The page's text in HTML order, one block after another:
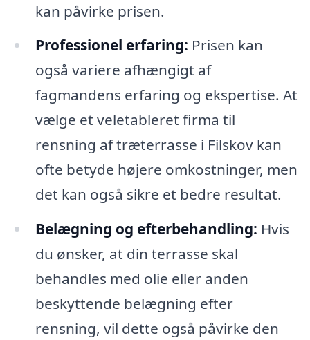
kan påvirke prisen.
Professionel erfaring: Prisen kan
også variere afhængigt af
fagmandens erfaring og ekspertise. At
vælge et veletableret firma til
rensning af træterrasse i Filskov kan
ofte betyde højere omkostninger, men
det kan også sikre et bedre resultat.
Belægning og efterbehandling: Hvis
du ønsker, at din terrasse skal
behandles med olie eller anden
beskyttende belægning efter
rensning, vil dette også påvirke den